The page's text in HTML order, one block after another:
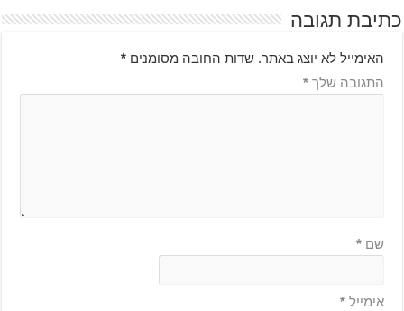
כתיבת תגובה
האימייל לא יוצג באתר. שדות החובה מסומנים *
התגובה שלך *
שם *
אימייל *